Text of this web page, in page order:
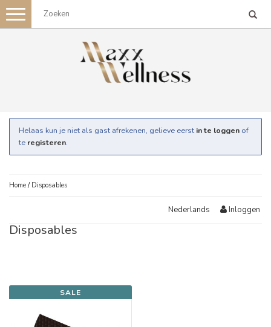
Toggle
navigation
Helaas kun je niet als gast afrekenen, gelieve eerst in te loggen of
te registeren.
Home / Disposables
Nederlands Inloggen
Disposables
SALE